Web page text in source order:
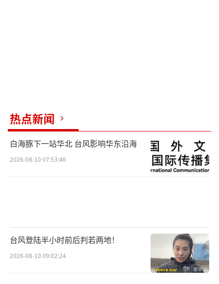
热点新闻
白海豚下一站华北 台风影响华东沿海
2026-08-10 07:53:46
台风登陆半小时前后判若两地！
2026-08-10 09:02:24